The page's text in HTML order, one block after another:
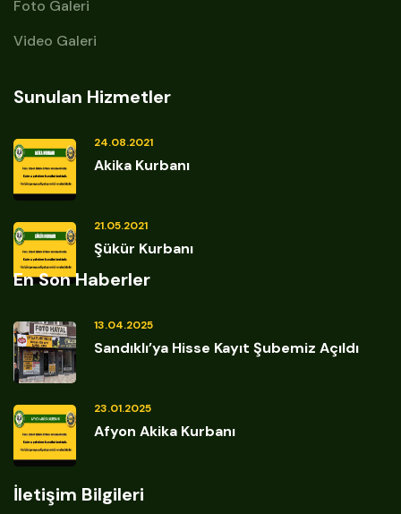
Foto Galeri
Video Galeri
Sunulan Hizmetler
24.08.2021
Akika Kurbanı
21.05.2021
Şükür Kurbanı
En Son Haberler
13.04.2025
Sandıklı’ya Hisse Kayıt Şubemiz Açıldı
23.01.2025
Afyon Akika Kurbanı
İletişim Bilgileri